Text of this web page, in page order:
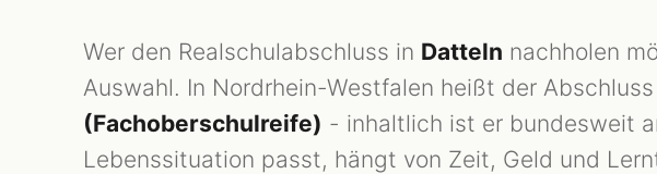
Wer den Realschulabschluss in Datteln nachholen
Auswahl. In Nordrhein-Westfalen heißt der
(Fachoberschulreife) - inhaltlich ist er bundesweit
Lebenssituation passt, hängt von Zeit, Geld und